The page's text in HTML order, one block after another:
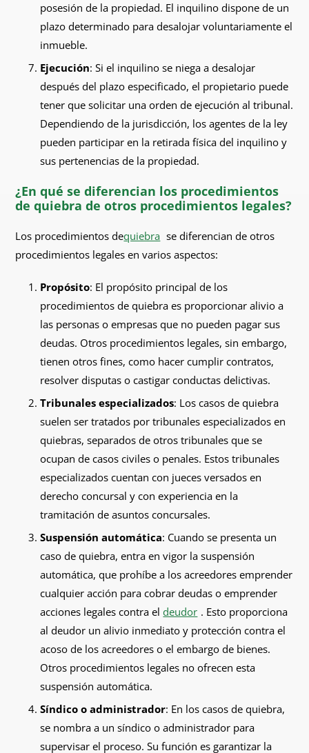
posesión de la propiedad. El inquilino dispone de un
plazo determinado para desalojar voluntariamente el
inmueble.
Ejecución: Si el inquilino se niega a desalojar
después del plazo especificado, el propietario puede
tener que solicitar una orden de ejecución al tribunal.
Dependiendo de la jurisdicción, los agentes de la ley
pueden participar en la retirada física del inquilino y
sus pertenencias de la propiedad.
¿En qué se diferencian los procedimientos
de quiebra de otros procedimientos legales?
Los procedimientos dequiebra se diferencian de otros
procedimientos legales en varios aspectos:
Propósito: El propósito principal de los
procedimientos de quiebra es proporcionar alivio a
las personas o empresas que no pueden pagar sus
deudas. Otros procedimientos legales, sin embargo,
tienen otros fines, como hacer cumplir contratos,
resolver disputas o castigar conductas delictivas.
Tribunales especializados: Los casos de quiebra
suelen ser tratados por tribunales especializados en
quiebras, separados de otros tribunales que se
ocupan de casos civiles o penales. Estos tribunales
especializados cuentan con jueces versados en
derecho concursal y con experiencia en la
tramitación de asuntos concursales.
Suspensión automática: Cuando se presenta un
caso de quiebra, entra en vigor la suspensión
automática, que prohíbe a los acreedores emprender
cualquier acción para cobrar deudas o emprender
acciones legales contra eldeudor . Esto proporciona
al deudor un alivio inmediato y protección contra el
acoso de los acreedores o el embargo de bienes.
Otros procedimientos legales no ofrecen esta
suspensión automática.
Síndico o administrador: En los casos de quiebra,
se nombra a un síndico o administrador para
supervisar el proceso. Su función es garantizar la